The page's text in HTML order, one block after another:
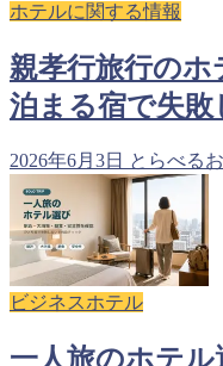
ホテルに関する情報
親孝行旅行のホ
泊まる宿で失敗
2026年6月3日 とらべるお
ビジネスホテル
一人旅のホテル